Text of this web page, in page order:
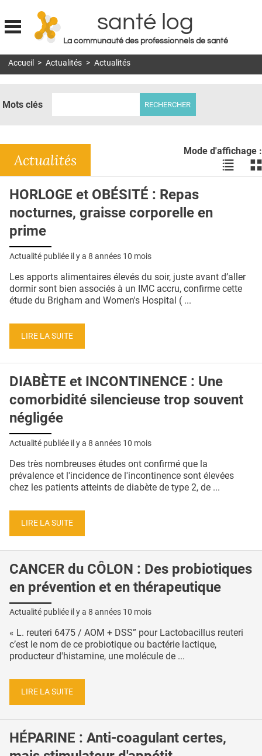
Jump to navigation
santé log
La communauté des professionnels de santé
MON COMPTE
DOSSIERS
RÉSEAUX
E-REVUE SAD
THÉMA
L'APP
PUBLICITÉ
CONTACT
Accueil > Actualités > Actualités
Mots clés
Mode d'affichage :
Voir
les
les
Actualités
HORLOGE et OBÉSITÉ : Repas
nocturnes, graisse corporelle en
prime
Actualité publiée il y a 8 années 10 mois
Les apports alimentaires élevés du soir, juste avant d’aller
dormir sont bien associés à un IMC accru, confirme cette
étude du Brigham and Women's Hospital ( ...
LIRE LA SUITE
DIABÈTE et INCONTINENCE : Une
comorbidité silencieuse trop souvent
négligée
Actualité publiée il y a 8 années 10 mois
Des très nombreuses études ont confirmé que la
prévalence et l'incidence de l'incontinence sont élevées
chez les patients atteints de diabète de type 2, de ...
LIRE LA SUITE
CANCER du CÔLON : Des probiotiques
en prévention et en thérapeutique
Actualité publiée il y a 8 années 10 mois
« L. reuteri 6475 / AOM + DSS” pour Lactobacillus reuteri
c’est le nom de ce probiotique ou bactérie lactique,
producteur d'histamine, une molécule de ...
LIRE LA SUITE
HÉPARINE : Anti-coagulant certes,